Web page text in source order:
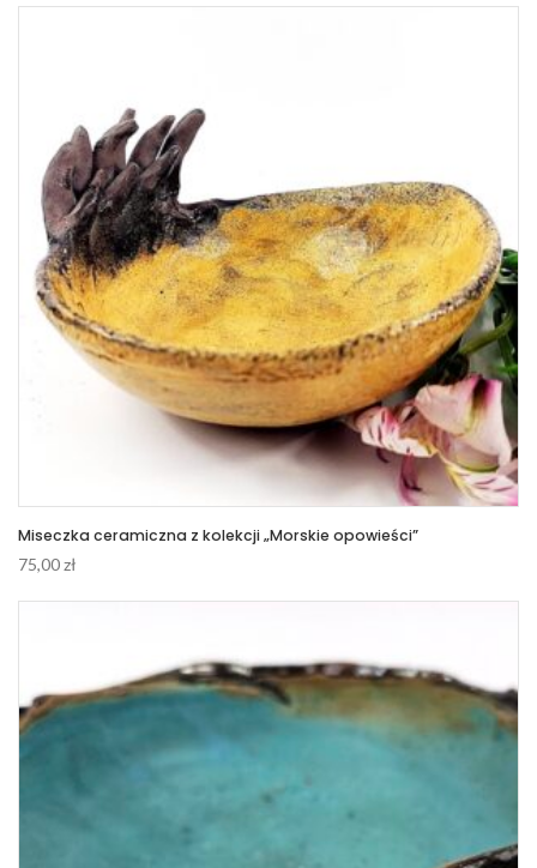
Miseczka ceramiczna z kolekcji „Morskie opowieści”
75,00zł